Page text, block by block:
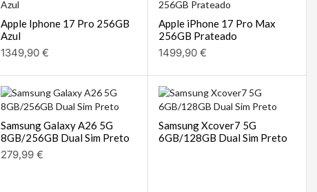
Apple Iphone 17 Pro 256GB
Azul
1349,90 €
Apple iPhone 17 Pro Max
256GB Prateado
1499,90€
Samsung Galaxy A26 5G
8GB/256GB Dual Sim Preto
279,99 €
Samsung Xcover7 5G
6GB/128GB Dual Sim Preto